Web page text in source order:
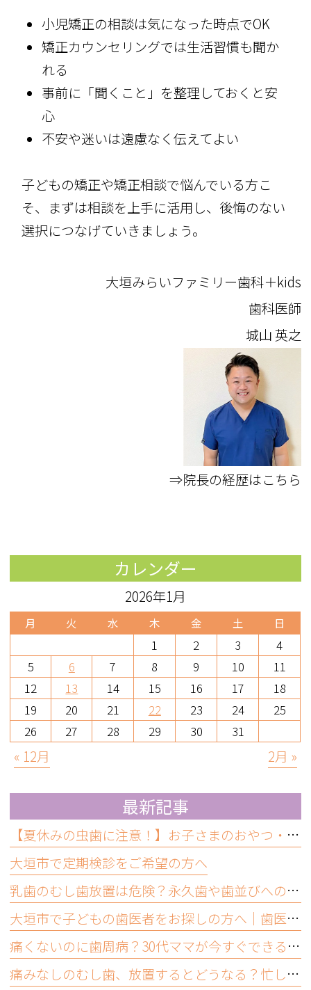
小児矯正の相談は気になった時点でOK
矯正カウンセリングでは生活習慣も聞か
れる
事前に「聞くこと」を整理しておくと安
心
不安や迷いは遠慮なく伝えてよい
子どもの矯正や矯正相談で悩んでいる方こ
そ、まずは相談を上手に活用し、後悔のない
選択につなげていきましょう。
大垣みらいファミリー歯科＋kids
歯科医師
城山 英之
⇒院長の経歴はこちら
カレンダー
2026年1月
月 火 水 木 金 土 日
1 2 3
4
5
6 7 8 9 10
11
12
13 14 15 16 17
18
19
20 21 22 23 24
25
26
27 28 29 30 31
« 12月 2月 »
最新記事
【夏休みの虫歯に注意！】お子さまのおやつ・ジュースと虫歯予防について
大垣市で定期検診をご希望の方へ
乳歯のむし歯放置は危険？永久歯や歯並びへの影響と受診の目安
大垣市で子どもの歯医者をお探しの方へ｜歯医者嫌いにならないために大切なこと
痛くないのに歯周病？30代ママが今すぐできるセルフチェックと受診目安
痛みなしのむし歯、放置するとどうなる？忙しいママが受診すべき理由